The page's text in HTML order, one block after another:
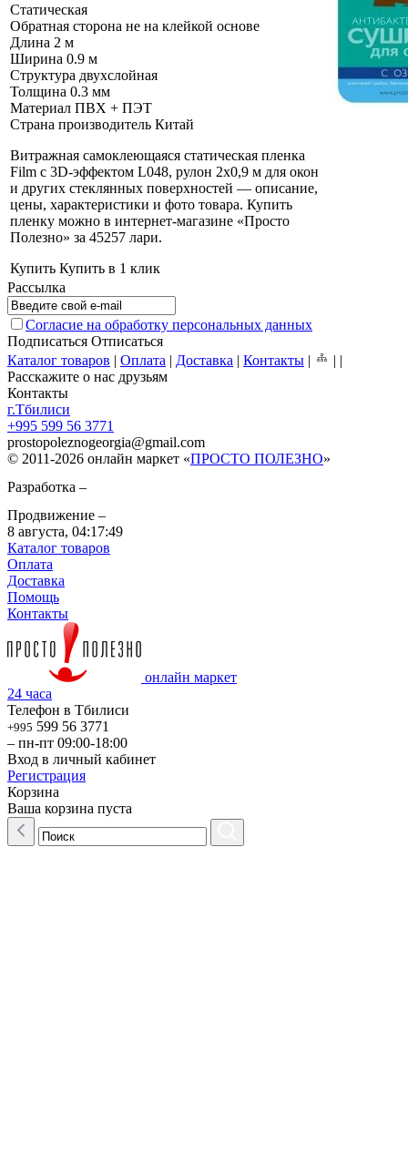
Статическая
Обратная сторона не на клейкой основе
Длина 2 м
Ширина 0.9 м
Структура двухслойная
Толщина 0.3 мм
Материал ПВХ + ПЭТ
Страна производитель Китай
Витражная самоклеющаяся статическая пленка
Film с 3D-эффектом L048, рулон 2х0,9 м для окон
и других стеклянных поверхностей — описание,
цены, характеристики и фото товара. Купить
пленку можно в интернет-магазине «Просто
Полезно» за 45257 лари.
Купить Купить в 1 клик
Рассылка
Согласие на обработку персональных данных
Подписаться Отписаться
Каталог товаров | Оплата | Доставка | Контакты | | |
Расскажите о нас друзьям
Контакты
г.Тбилиси
+995 599 56 3771
prostopoleznogeorgia@gmail.com
© 2011-2026 онлайн маркет «ПРОСТО ПОЛЕЗНО»
Разработка –
Продвижение –
8 августа, 04:17:49
Каталог товаров
Оплата
Доставка
Помощь
Контакты
онлайн маркет
24 часа
Телефон в Тбилиси
+995 599 56 3771
– пн-пт 09:00-18:00
Вход в личный кабинет
Регистрация
Корзина
Ваша корзина пуста